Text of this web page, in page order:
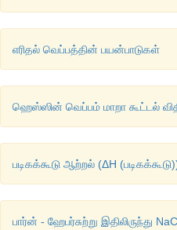
எரிதல் வெப்பத்தின் பயன்பாடுகள்
ஹெஸ்ஸின் வெப்பம் மாறா கூட்டல்
படிகக்கூடு ஆற்றல் (ΔH
பார்ன் - ஹேபர்சுற்று இதிலிருந்து